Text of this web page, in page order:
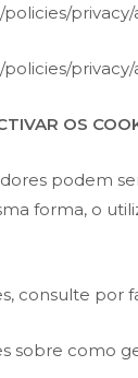
privacy/
OS
podem
forma, o
consulte por
sobre como